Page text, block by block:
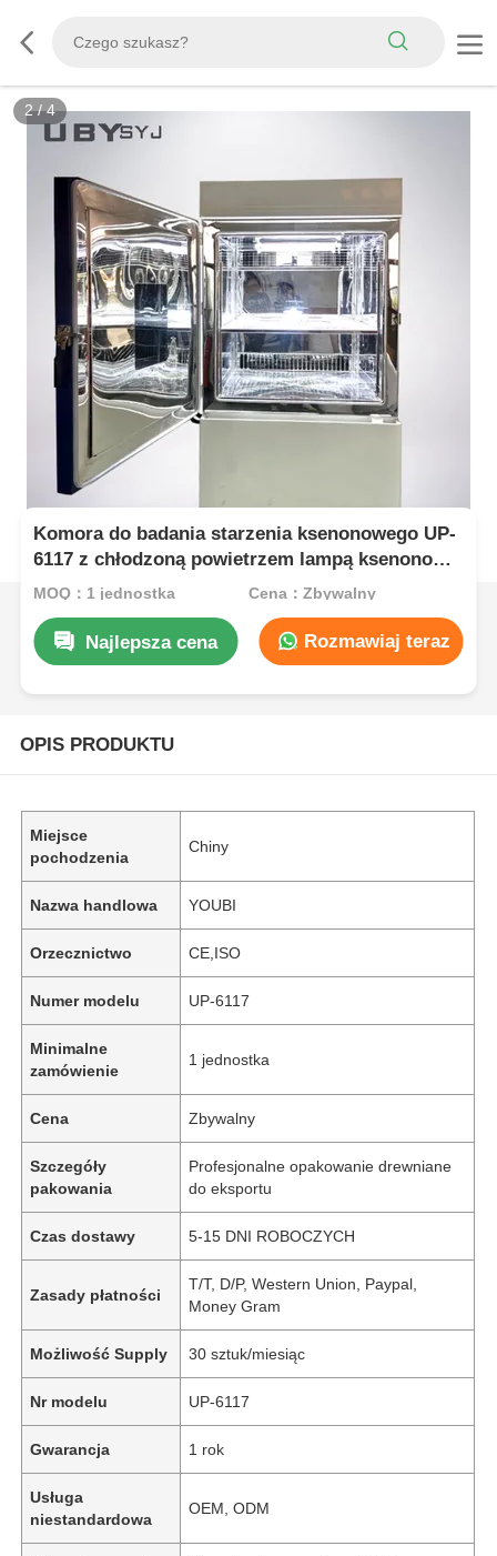
3/4
Komora do badania starzenia ksenonowego UP-
6117 z chłodzoną powietrzem lampą ksenonową
o długim łuku o mocy 2,5 kW do precyzyjnej
340 nm Zgodna z normami ISO i ASTM
MOQ：1 jednostka Cena：Zbywalny
Najlepsza cena Rozmawiaj teraz
OPIS PRODUKTU
Miejsce
pochodzenia
Chiny
Nazwa handlowa YOUBI
Orzecznictwo CE,ISO
Numer modelu UP-6117
Minimalne
zamówienie
1 jednostka
Cena Zbywalny
Szczegóły
pakowania
Profesjonalne opakowanie drewniane
do eksportu
Czas dostawy 5-15 DNI ROBOCZYCH
Zasady płatności
T/T, D/P, Western Union, Paypal,
Money Gram
Możliwość Supply 30 sztuk/miesiąc
Nr modelu UP-6117
Gwarancja 1 rok
Usługa
niestandardowa
OEM, ODM